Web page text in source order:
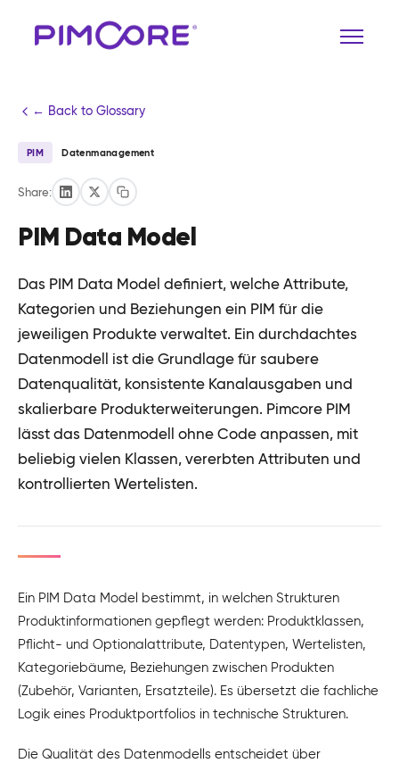
← Back to Glossary
PIM Datenmanagement
Share:
PIM Data Model
Das PIM Data Model definiert, welche Attribute,
Kategorien und Beziehungen ein PIM für die
jeweiligen Produkte verwaltet. Ein durchdachtes
Datenmodell ist die Grundlage für saubere
Datenqualität, konsistente Kanalausgaben und
skalierbare Produkterweiterungen. Pimcore PIM
lässt das Datenmodell ohne Code anpassen, mit
beliebig vielen Klassen, vererbten Attributen und
kontrollierten Wertelisten.
Ein PIM Data Model bestimmt, in welchen Strukturen
Produktinformationen gepflegt werden: Produktklassen,
Pflicht- und Optionalattribute, Datentypen, Wertelisten,
Kategoriebäume, Beziehungen zwischen Produkten
(Zubehör, Varianten, Ersatzteile). Es übersetzt die fachliche
Logik eines Produktportfolios in technische Strukturen.
Die Qualität des Datenmodells entscheidet über